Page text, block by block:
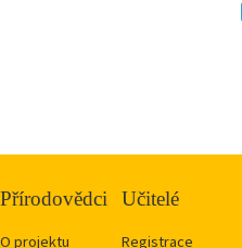
Přírodovědci
O projektu
Učitelé
Registrace